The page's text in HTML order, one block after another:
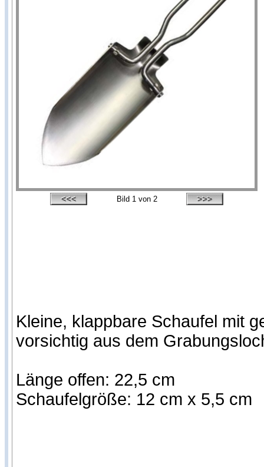
Bild 1von 2
Kleine, klappbare Schaufel mit
vorsichtig aus dem
Länge offen: 22,5 cm
Schaufelgröße: 12 cm x 5,5 cm